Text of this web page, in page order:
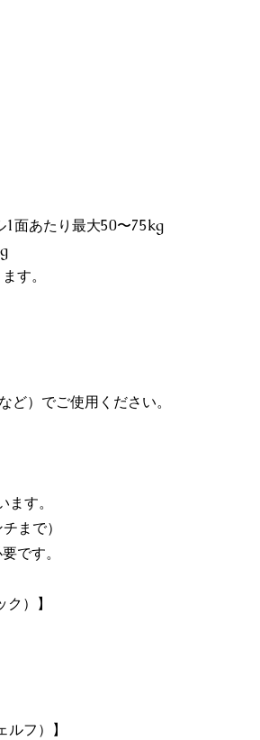
面あたり最大50〜75kg
す。
）でご使用ください。
す。
まで）
です。
）】
フ）】